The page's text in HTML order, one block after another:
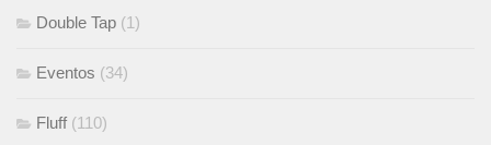
Double Tap (1)
Eventos (34)
Fluff (110)